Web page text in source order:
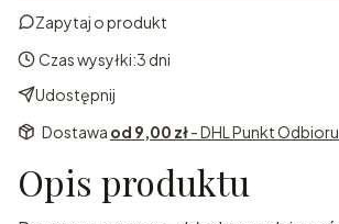
Zapytaj o produkt
Czas wysyłki:3 dni
Udostępnij
Dostawa od 9,00 zł- DHL Punkt Odbioru
Opis produktu